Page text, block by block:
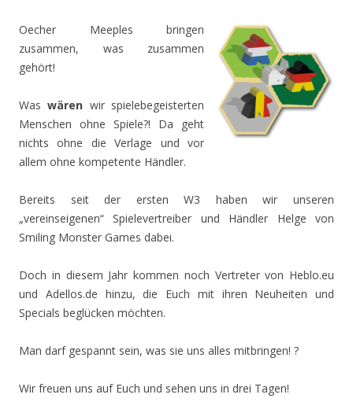
Oecher Meeples bringen
zusammen, was zusammen
gehört!
Waswären wir spielebegeisterten
Menschen ohne Spiele?! Da geht
nichts ohne die Verlage und vor
allem ohne kompetente Händler.
Bereits seit der ersten W3 haben wir unseren
„vereinseigenen“ Spielevertreiber und Händler Helge von
Smiling Monster Games dabei.
Doch in diesem Jahr kommen noch Vertreter von Heblo.eu
und Adellos.de hinzu, die Euch mit ihren Neuheiten und
Specials beglücken möchten.
Man darf gespannt sein, was sie uns alles mitbringen! ?
Wir freuen uns auf Euch und sehen uns in drei Tagen!